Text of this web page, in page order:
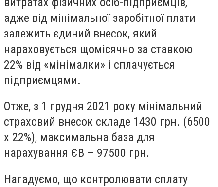
адже від мінімальної заробітної плати
залежить єдиний внесок, який
нараховується щомісячно за ставкою
22% від «мінімалки» і сплачується
підприємцями.
Отже, з 1 грудня 2021 року мінімальний
страховий внесок складе 1430 грн. (6500
х 22%), максимальна база для
нарахування ЄВ – 97500 грн.
Нагадуємо, що контролювати сплату